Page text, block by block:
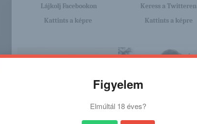
Lájkolj Facebookon
Kattints a képre
Keress a Twitteren
Kattints a képre
Figyelem
Elmúltál 18 éves?